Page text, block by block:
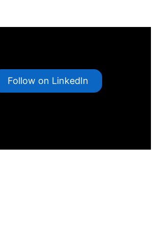
Follow on LinkedIn